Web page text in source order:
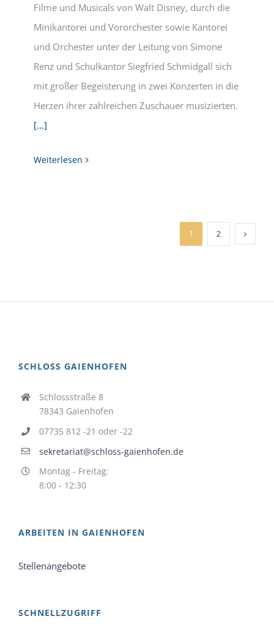
Filme und Musicals von Walt Disney, durch die
Minikantorei und Vororchester sowie Kantorei
und Orchester unter der Leitung von Simone
Renz und Schulkantor Siegfried Schmidgall sich
mit großer Begeisterung in zwei Konzerten in die
Herzen ihrer zahlreichen Zuschauer musizierten.
[...]
Weiterlesen
1 2
SCHLOSS GAIENHOFEN
Schlossstraße 8
78343 Gaienhofen
07735 812 -21 oder -22
sekretariat@schloss-gaienhofen.de
Montag - Freitag:
8:00 - 12:30
ARBEITEN IN GAIENHOFEN
Stellenangebote
SCHNELLZUGRIFF